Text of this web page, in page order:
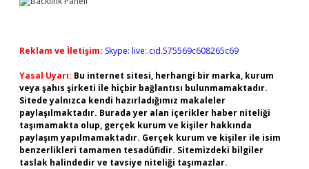
Reklam ve İletişim: Skype: live:.cid.575569c608265c69
Yasal Uyarı: Bu internet sitesi, herhangi bir marka, kurum
veya şahıs şirketi ile hiçbir bağlantısı bulunmamaktadır.
Sitede yalnızca kendi hazırladığımız makaleler
paylaşılmaktadır. Burada yer alan içerikler haber niteliği
taşımamakta olup, gerçek kurum ve kişiler hakkında
paylaşım yapılmamaktadır. Gerçek kurum ve kişiler ile isim
benzerlikleri tamamen tesadüfidir. Sitemizdeki bilgiler
taslak halindedir ve tavsiye niteliği taşımazlar.